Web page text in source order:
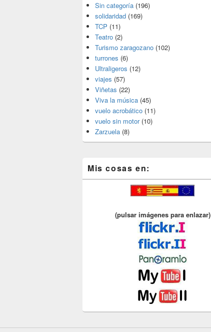
Sin categoría (196)
solidaridad (169)
TCP (11)
Teatro (2)
Turismo zaragozano (102)
turrones (6)
Ultraligeros (12)
viajes (57)
Viñetas (22)
Viva la música (45)
vuelo acrobático (11)
vuelo sin motor(10)
Zarzuela (8)
Mis cosas en:
(pulsar imágenes para enlazar)